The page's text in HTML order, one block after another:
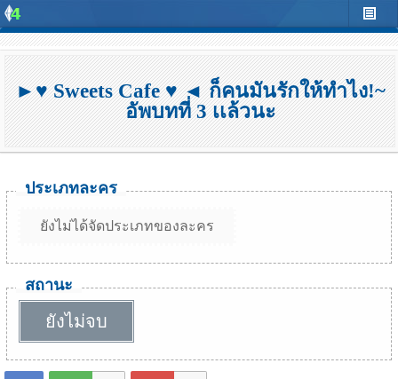
►♥ Sweets Cafe ♥ ◄ ก็คนมันรักให้ทำไง!~
อัพบทที่ 3 เเล้วนะ
ประเภทละคร
ยังไม่ได้จัดประเภทของละคร
สถานะ
ยังไม่จบ